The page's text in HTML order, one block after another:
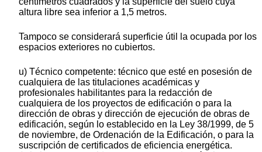
altura libre sea inferior a 1,5 metros.
Tampoco se considerará superficie útil la ocupada por los
espacios exteriores no cubiertos.
u) Técnico competente: técnico que esté en posesión de
cualquiera de las titulaciones académicas y
profesionales habilitantes para la redacción de
cualquiera de los proyectos de edificación o para la
dirección de obras y dirección de ejecución de obras de
edificación, según lo establecido en la Ley 38/1999, de 5
de noviembre, de Ordenación de la Edificación, o para la
suscripción de certificados de eficiencia energética.